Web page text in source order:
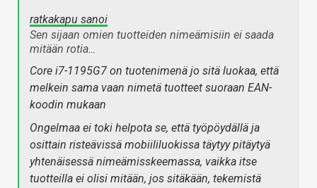
ratkakapu sanoi
Sen sijaan omien tuotteiden nimeämisiin ei saada
mitään rotia…
Core i7-1195G7 on tuotenimenä jo sitä luokaa, että
melkein sama vaan nimetä tuotteet suoraan EAN-
koodin mukaan
Ongelmaa ei toki helpota se, että työpöydällä ja
osittain risteävissä mobiililuokissa täytyy pitäytyä
yhtenäisessä nimeämisskeemassa, vaikka itse
tuotteilla ei olisi mitään, jos sitäkään, tekemistä